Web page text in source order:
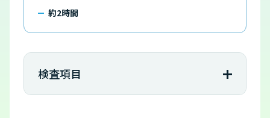
約2時間
検査項目